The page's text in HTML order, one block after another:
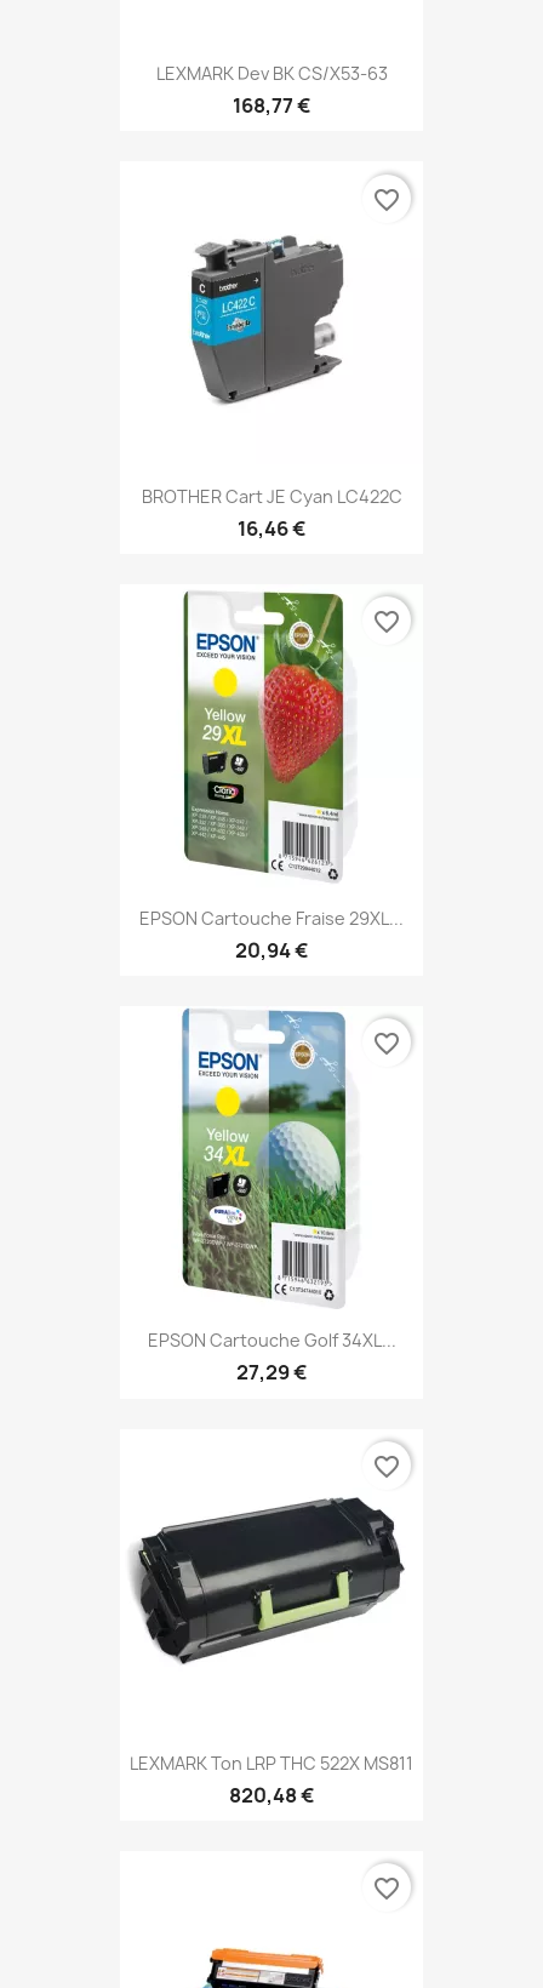
LEXMARK Dev BK CS/X53-63
168,77 €
BROTHER Cart JE Cyan LC422C
16,46 €
favorite_border
EPSON Cartouche Fraise 29XL...
20,94 €
favorite_border
EPSON Cartouche Golf 34XL...
27,29 €
favorite_border
LEXMARK Ton LRP THC 522X MS811
820,48 €
favorite_border
favorite_border